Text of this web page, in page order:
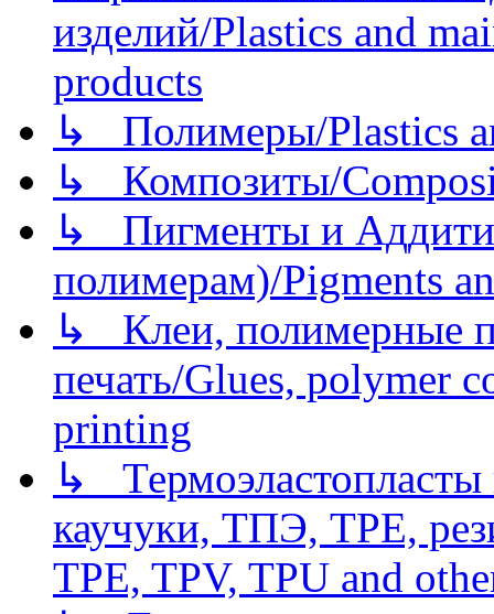
изделий/Plastics and
products
↳ Полимеры/Plastics
↳ Композиты/
↳ Пигменты и
полимерам)/Pigments
↳ Клеи, полимерные
печать/Glues, polymer
printing
↳
каучуки, ТПЭ, TPE,
TPE, TPV, TPU and